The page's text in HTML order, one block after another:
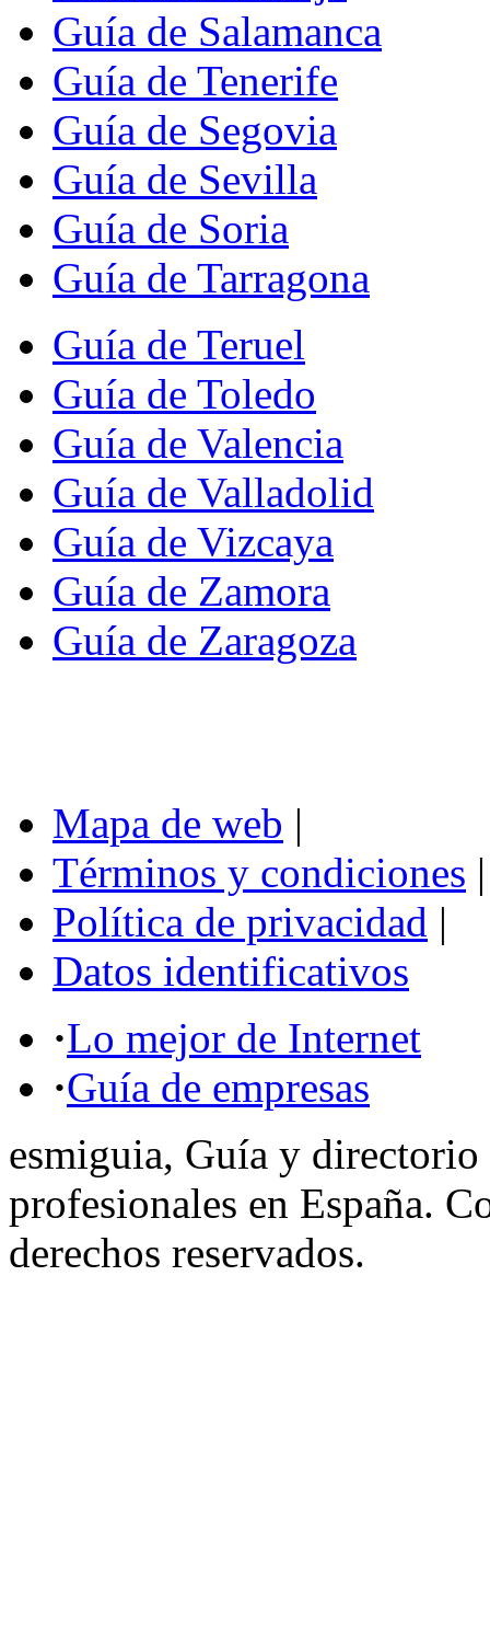
Guía de Salamanca
Guía de Tenerife
Guía de Segovia
Guía de Sevilla
Guía de Soria
Guía de Tarragona
Guía de Teruel
Guía de Toledo
Guía de Valencia
Guía de Valladolid
Guía de Vizcaya
Guía de Zamora
Guía de Zaragoza
Mapa de web |
Términos y condiciones |
Política de privacidad |
Datos identificativos
·Lo mejor de Internet
·Guía de empresas
esmiguia, Guía y directorio
profesionales en España.
derechos reservados.